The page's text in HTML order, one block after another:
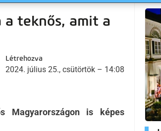
teknős, amit a
Létrehozva
2024. július 25., csütörtök – 14:08
Magyarországon is képes